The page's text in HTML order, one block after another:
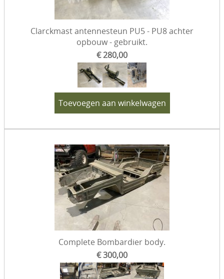
Clarckmast antennesteun PU5 - PU8 achter
opbouw - gebruikt.
€ 280,00
Toevoegen aan winkelwagen
Complete Bombardier body.
€ 300,00